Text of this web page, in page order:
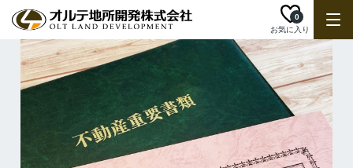
お気に入り
0